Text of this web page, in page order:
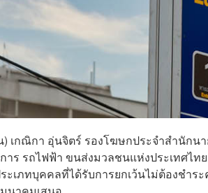
เกณิกา อุ่นจิตร์ รองโฆษกประจำสำนัก
าร รถไฟฟ้า ขนส่งมวลชนแห่งประเทศไท
ะเภทบุคคลที่ได้รับการยกเว้นไม่ต้องชำ